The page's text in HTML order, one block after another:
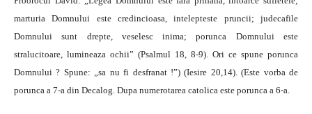
marturia Domnului este credincioasa, intelepteste pruncii; judecafile
Domnului sunt drepte, veselesc inima; porunca Domnului este
stralucitoare, lumineaza ochii” (Psalmul 18, 8-9). Ori ce spune porunca
Domnului ? Spune: „sa nu fi desfranat !”) (Iesire 20,14). (Este vorba de
porunca a 7-a din Decalog. Dupa numerotarea catolica este porunca a 6-a.